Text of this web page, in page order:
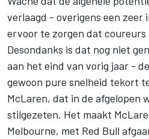
verlaagd - overigens een
ervoor te zorgen dat
Desondanks is dat nog niet
aan het eind van vorig jaar -
gewoon pure snelheid tekort
McLaren, dat in de afgelopen
stilgezeten. Het maakt
Melbourne, met Red Bull